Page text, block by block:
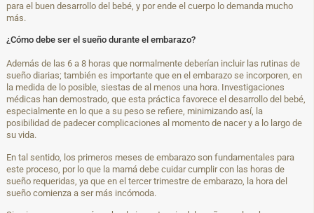
para el buen desarrollo del bebé, y por ende el cuerpo lo demanda mucho
más.
¿Cómo debe ser el sueño durante el embarazo?
Además de las 6 a 8 horas que normalmente deberían incluir las rutinas de
sueño diarias; también es importante que en el embarazo se incorporen, en
la medida de lo posible, siestas de al menos una hora. Investigaciones
médicas han demostrado, que esta práctica favorece el desarrollo del bebé,
especialmente en lo que a su peso se refiere, minimizando así, la
posibilidad de padecer complicaciones al momento de nacer y a lo largo de
su vida.
En tal sentido, los primeros meses de embarazo son fundamentales para
este proceso, por lo que la mamá debe cuidar cumplir con las horas de
sueño requeridas, ya que en el tercer trimestre de embarazo, la hora del
sueño comienza a ser más incómoda.